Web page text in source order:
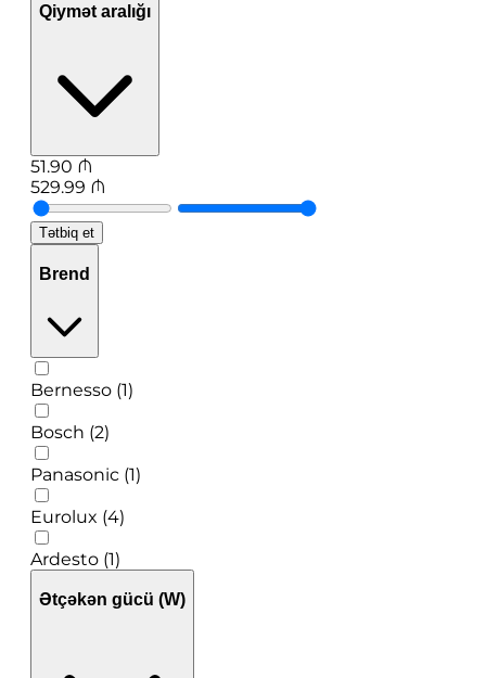
Qiymət aralığı
51.90 ₼
529.99 ₼
Tətbiq et
Brend
Bernesso (1)
Bosch (2)
Panasonic (1)
Eurolux (4)
Ardesto (1)
Ətçəkən gücü (W)